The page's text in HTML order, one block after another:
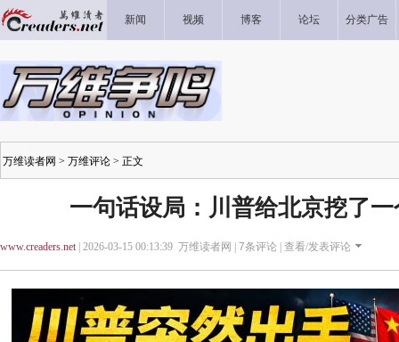
新闻 视频 博客 论坛 分类广告
万维读者网 > 万维评论 > 正文
一句话设局：川普给北京挖了
www.creaders.net| 2026-03-15 00:13:39 万维读者网 | 7条评论 | 查看/发表评论